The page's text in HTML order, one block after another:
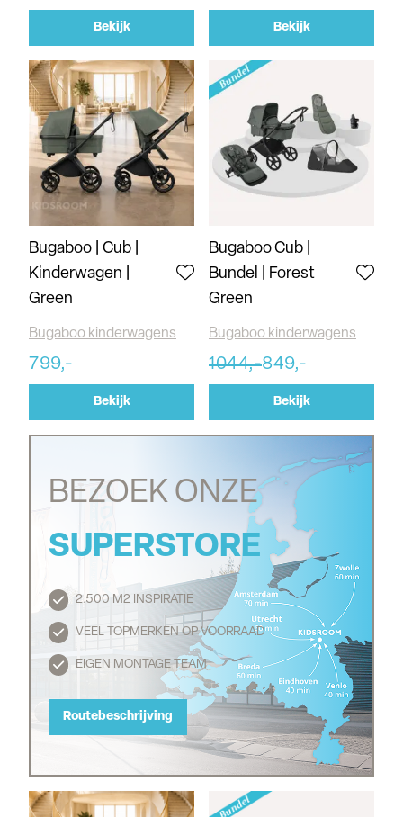
Bekijk Bekijk
Bugaboo | Cub |
Kinderwagen |
Green
Bugaboo kinderwagens
799,-
Bekijk
Bugaboo Cub |
Bundel | Forest
Green
Bugaboo kinderwagens
1044,-849,-
Bekijk
BEZOEK ONZE
SUPERSTORE
2.500 M2 INSPIRATIE
VEEL TOPMERKEN OP VOORRAAD
EIGEN MONTAGE TEAM
Routebeschrijving
Routebeschrijving